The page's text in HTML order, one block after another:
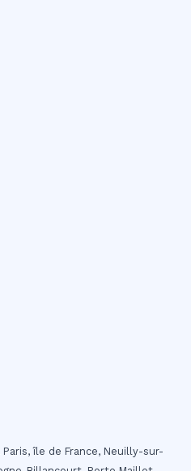
île de France, Neuilly-sur-